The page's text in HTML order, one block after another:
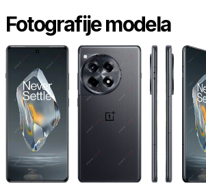
Fotografije modela